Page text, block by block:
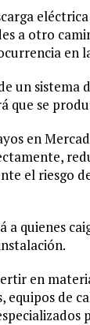
a otro
en
un sistema
que se
en
el riesgo
a quienes
en
equipos de